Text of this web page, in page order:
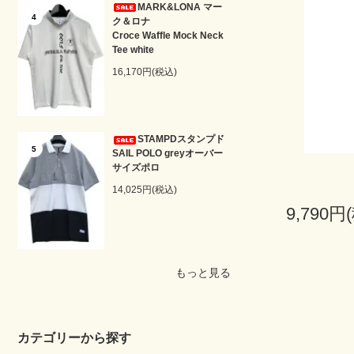
4
MARK&LONA マー
ク＆ロナ
Croce Waffle Mock Neck
Tee white
16,170円(税込)
5
STAMPDスタンプド
SAIL POLO greyオーバー
サイズポロ
14,025円(税込)
もっと見る
カテゴリーから探す
9,790円